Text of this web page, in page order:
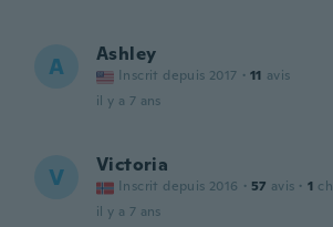
A Ashley
Inscrit depuis 2017 · 11 avis
il y a 7 ans
V Victoria
Inscrit depuis 2016 · 57 avis · 1
il y a 7 ans